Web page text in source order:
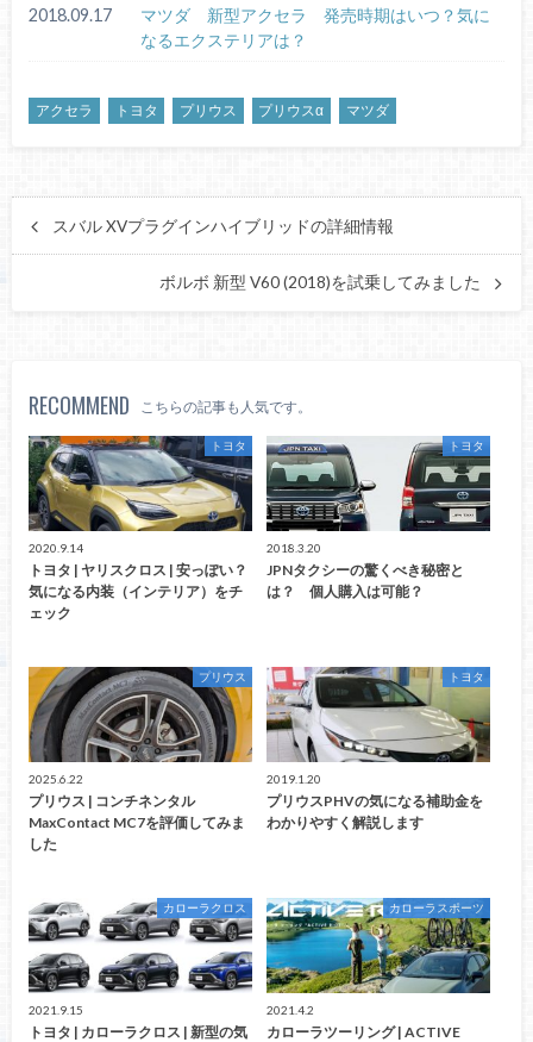
2018.09.17
マツダ 新型アクセラ 発売時期はいつ？気に
なるエクステリアは？
アクセラ トヨタ プリウス プリウスα マツダ
スバル XVプラグインハイブリッドの詳細情報
ボルボ 新型 V60 (2018)を試乗してみました
RECOMMEND こちらの記事も人気です。
トヨタ
2020.9.14
トヨタ | ヤリスクロス | 安っぽい？
気になる内装（インテリア）をチ
ェック
トヨタ
2018.3.20
JPNタクシーの驚くべき秘密と
は？ 個人購入は可能？
プリウス
2025.6.22
プリウス | コンチネンタル
MaxContact MC7を評価してみま
した
トヨタ
2019.1.20
プリウスPHVの気になる補助金を
わかりやすく解説します
カローラクロス
2021.9.15
トヨタ | カローラクロス | 新型の気
カローラスポーツ
2021.4.2
カローラツーリング | ACTIVE